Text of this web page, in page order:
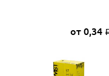
от 0,34